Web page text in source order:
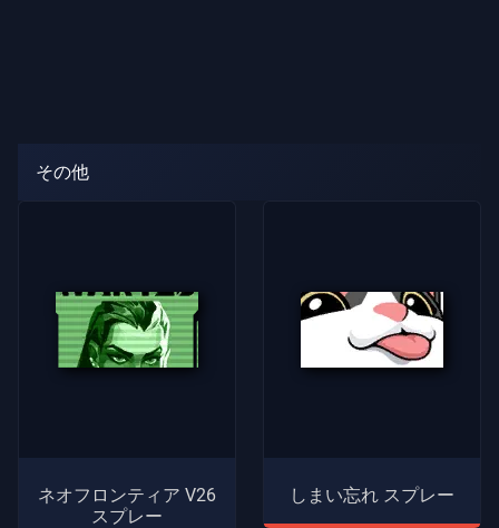
その他
ネオフロンティア V26
スプレー
しまい忘れ スプレー